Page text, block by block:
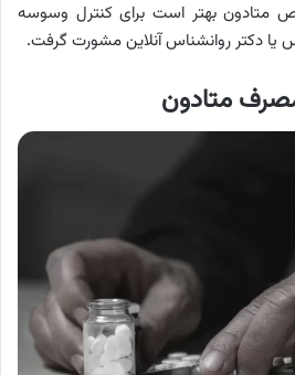
متادون بهتر است برای کنترل وسوسه
یا دکتر روانشناس آنلاین مشورت گرفت.
متادون